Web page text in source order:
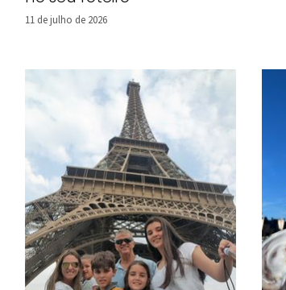
11 de julho de 2026